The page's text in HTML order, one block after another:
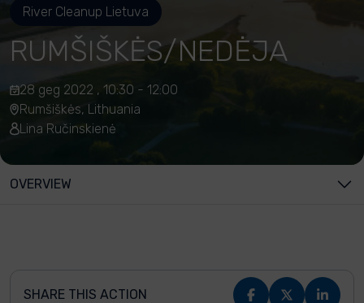
River Cleanup Lietuva
RUMŠIŠKĖS/NEDĖJA
28 geg 2022 , 10:30 - 12:00
Rumšiškės, Lithuania
Lina Ručinskienė
OVERVIEW
SHARE THIS ACTION